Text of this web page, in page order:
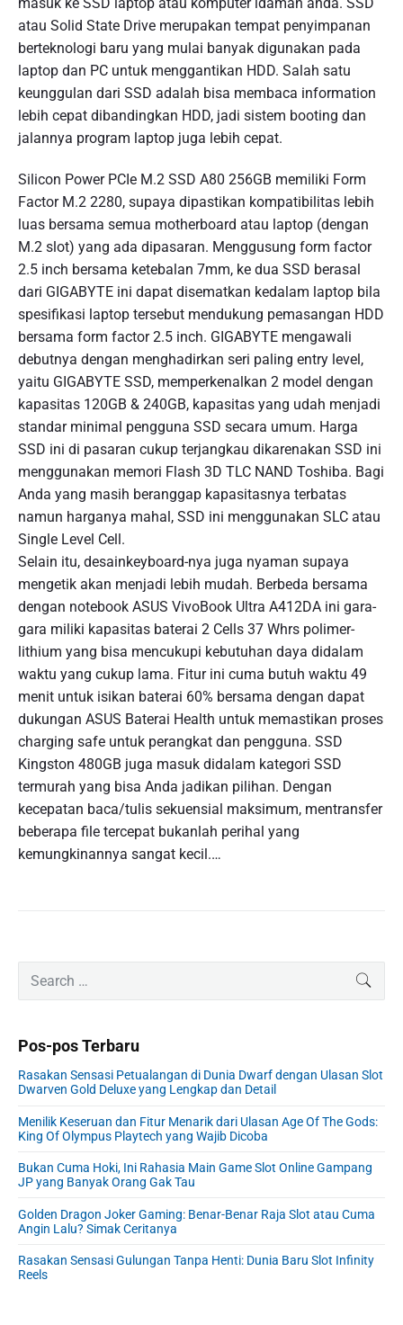
atau Solid State Drive merupakan tempat penyimpanan
berteknologi baru yang mulai banyak digunakan pada
laptop dan PC untuk menggantikan HDD. Salah satu
keunggulan dari SSD adalah bisa membaca information
lebih cepat dibandingkan HDD, jadi sistem booting dan
jalannya program laptop juga lebih cepat.
Silicon Power PCIe M.2 SSD A80 256GB memiliki Form
Factor M.2 2280, supaya dipastikan kompatibilitas lebih
luas bersama semua motherboard atau laptop (dengan
M.2 slot) yang ada dipasaran. Menggusung form factor
2.5 inch bersama ketebalan 7mm, ke dua SSD berasal
dari GIGABYTE ini dapat disematkan kedalam laptop bila
spesifikasi laptop tersebut mendukung pemasangan HDD
bersama form factor 2.5 inch. GIGABYTE mengawali
debutnya dengan menghadirkan seri paling entry level,
yaitu GIGABYTE SSD, memperkenalkan 2 model dengan
kapasitas 120GB & 240GB, kapasitas yang udah menjadi
standar minimal pengguna SSD secara umum. Harga
SSD ini di pasaran cukup terjangkau dikarenakan SSD ini
menggunakan memori Flash 3D TLC NAND Toshiba. Bagi
Anda yang masih beranggap kapasitasnya terbatas
namun harganya mahal, SSD ini menggunakan SLC atau
Single Level Cell.
Selain itu, desainkeyboard-nya juga nyaman supaya
mengetik akan menjadi lebih mudah. Berbeda bersama
dengan notebook ASUS VivoBook Ultra A412DA ini gara-
gara miliki kapasitas baterai 2 Cells 37 Whrs polimer-
lithium yang bisa mencukupi kebutuhan daya didalam
waktu yang cukup lama. Fitur ini cuma butuh waktu 49
menit untuk isikan baterai 60% bersama dengan dapat
dukungan ASUS Baterai Health untuk memastikan proses
charging safe untuk perangkat dan pengguna. SSD
Kingston 480GB juga masuk didalam kategori SSD
termurah yang bisa Anda jadikan pilihan. Dengan
kecepatan baca/tulis sekuensial maksimum, mentransfer
beberapa file tercepat bukanlah perihal yang
kemungkinannya sangat kecil.…
a
y
i
d
e
b
r
c
h
f
r
Pos-pos Terbaru
Rasakan Sensasi Petualangan di Dunia Dwarf dengan Ulasan Slot
Dwarven Gold Deluxe yang Lengkap dan Detail
Menilik Keseruan dan Fitur Menarik dari Ulasan Age Of The Gods:
King Of Olympus Playtech yang Wajib Dicoba
Bukan Cuma Hoki, Ini Rahasia Main Game Slot Online Gampang
JP yang Banyak Orang Gak Tau
Golden Dragon Joker Gaming: Benar-Benar Raja Slot atau Cuma
Angin Lalu? Simak Ceritanya
Rasakan Sensasi Gulungan Tanpa Henti: Dunia Baru Slot Infinity
Reels